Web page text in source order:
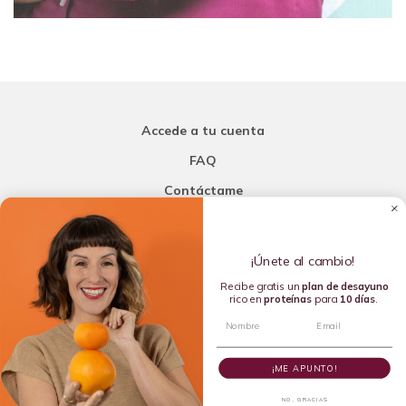
Accede a tu cuenta
FAQ
Contáctame
Añade una porción de inteligencia a tu nutrición
Copyright © 2016-2026 Carla L. de la Torre. All rights reserved.
¡Únete al cambio!
Recibe gratis unplan de desayuno
rico enproteínaspara 10 días.
¡ME APUNTO!
NO, GRACIAS